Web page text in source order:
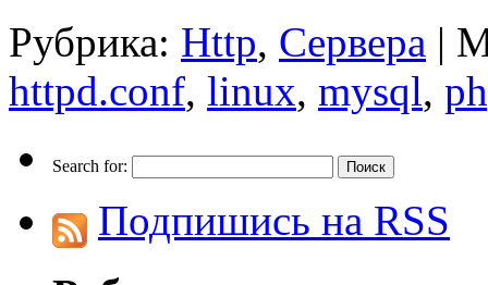
Рубрика: Http, Сервера |
httpd.conf, linux, mysql,
Search for:
Подпишись на RSS